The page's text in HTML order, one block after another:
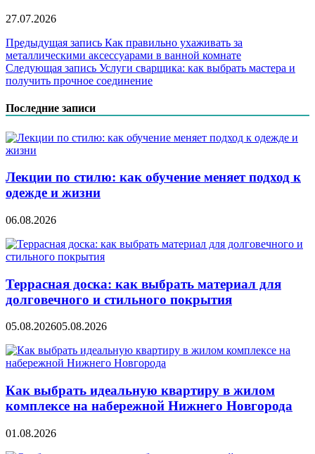
27.07.2026
Навигация
по
записям
Предыдущая запись Как правильно ухаживать за
металлическими аксессуарами в ванной комнате
Следующая запись Услуги сварщика: как выбрать мастера и
получить прочное соединение
Последние записи
Лекции по стилю: как обучение меняет подход к
одежде и жизни
06.08.2026
Террасная доска: как выбрать материал для
долговечного и стильного покрытия
05.08.202605.08.2026
Как выбрать идеальную квартиру в жилом
комплексе на набережной Нижнего Новгорода
01.08.2026